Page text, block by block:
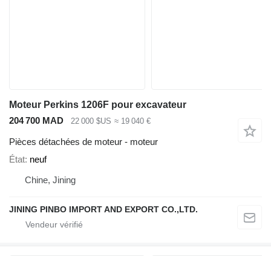
Moteur Perkins 1206F pour excavateur
204 700 MAD
22 000 $US ≈ 19 040 €
Pièces détachées de moteur - moteur
État neuf
Chine, Jining
JINING PINBO IMPORT AND EXPORT CO.,LTD.